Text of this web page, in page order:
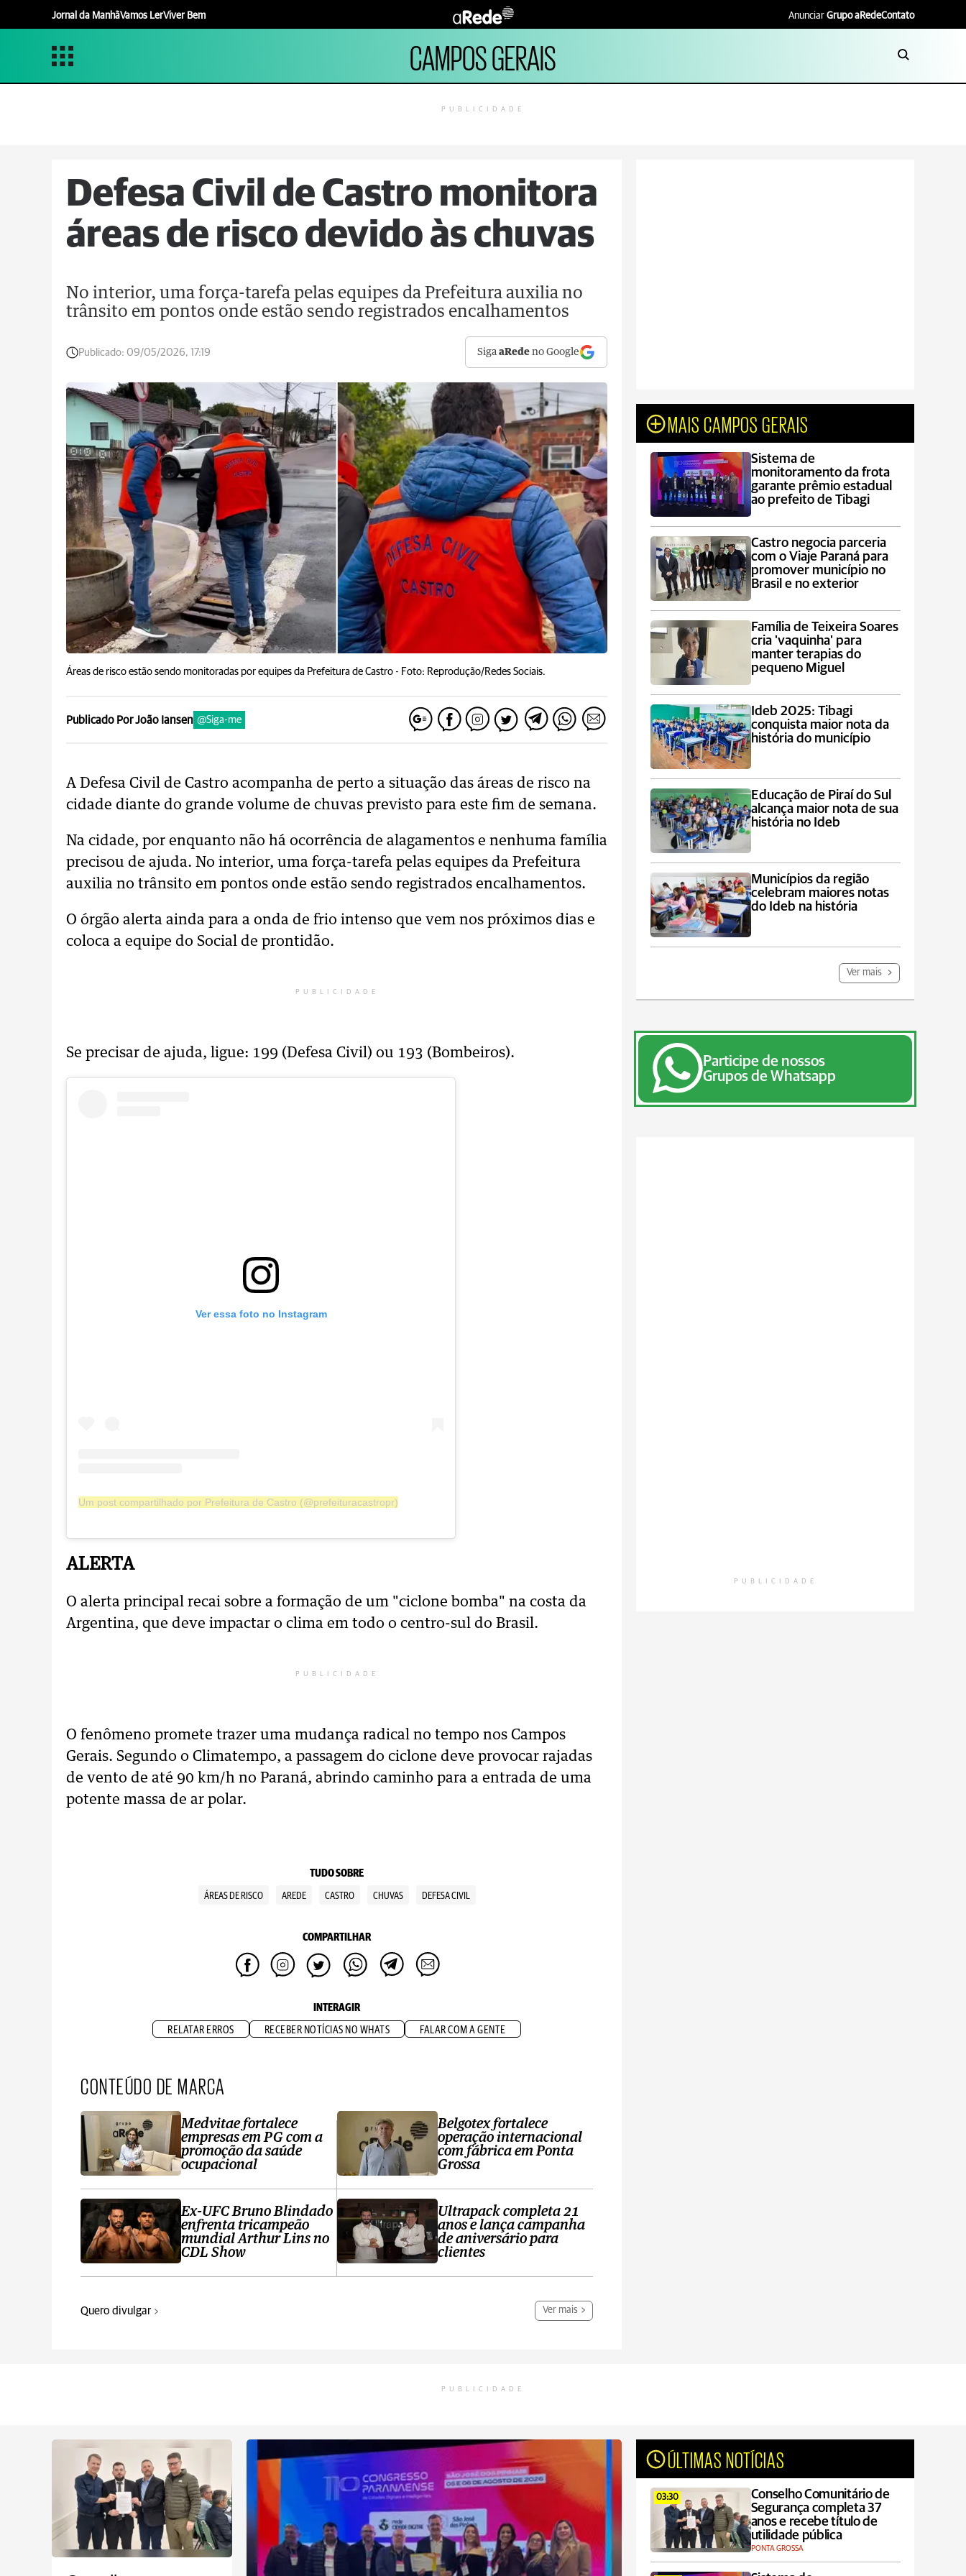
Jornal da ManhãVamos LerViver Bem Anunciar Grupo aRedeContato
CAMPOS GERAIS
PUBLICIDADE
Defesa Civil de Castro monitora
áreas de risco devido às chuvas
No interior, uma força-tarefa pelas equipes da Prefeitura auxilia no
trânsito em pontos onde estão sendo registrados encalhamentos
Publicado: 09/05/2026, 17:19 SigaaRede no Google
Áreas de risco estão sendo monitoradas por equipes da Prefeitura de Castro - Foto: Reprodução/Redes Sociais.
Publicado Por João Iansen @Siga-me
A Defesa Civil de Castro acompanha de perto a situação das áreas de risco na
cidade diante do grande volume de chuvas previsto para este fim de semana.
Na cidade, por enquanto não há ocorrência de alagamentos e nenhuma família
precisou de ajuda. No interior, uma força-tarefa pelas equipes da Prefeitura
auxilia no trânsito em pontos onde estão sendo registrados encalhamentos.
O órgão alerta ainda para a onda de frio intenso que vem nos próximos dias e
coloca a equipe do Social de prontidão.
PUBLICIDADE
Se precisar de ajuda, ligue: 199 (Defesa Civil) ou 193 (Bombeiros).
Ver essa foto no Instagram
Um post compartilhado por Prefeitura de Castro (@prefeituracastropr)
ALERTA
O alerta principal recai sobre a formação de um "ciclone bomba" na costa da
Argentina, que deve impactar o clima em todo o centro-sul do Brasil.
PUBLICIDADE
O fenômeno promete trazer uma mudança radical no tempo nos Campos
Gerais. Segundo o Climatempo, a passagem do ciclone deve provocar rajadas
de vento de até 90 km/h no Paraná, abrindo caminho para a entrada de uma
potente massa de ar polar.
TUDO SOBRE
ÁREAS DE RISCO AREDE CASTRO CHUVAS DEFESA CIVIL
COMPARTILHAR
INTERAGIR
RELATAR ERROS RECEBER NOTÍCIAS NO WHATS FALAR COM A GENTE
CONTEÚDO DE MARCA
Medvitae fortalece
empresas em PG com a
promoção da saúde
ocupacional
Ex-UFC Bruno Blindado
enfrenta tricampeão
mundial Arthur Lins no
CDL Show
Belgotex fortalece
operação internacional
com fábrica em Ponta
Grossa
Ultrapack completa 21
anos e lança campanha
de aniversário para
clientes
Quero divulgar Ver mais
MAIS CAMPOS GERAIS
Sistema de
monitoramento da frota
garante prêmio estadual
ao prefeito de Tibagi
Castro negocia parceria
com o Viaje Paraná para
promover município no
Brasil e no exterior
Família de Teixeira Soares
cria 'vaquinha' para
manter terapias do
pequeno Miguel
Ideb 2025: Tibagi
conquista maior nota da
história do município
Educação de Piraí do Sul
alcança maior nota de sua
história no Ideb
Municípios da região
celebram maiores notas
do Ideb na história
Ver mais
Participe de nossos
Grupos de Whatsapp
PUBLICIDADE
PUBLICIDADE
ÚLTIMAS NOTÍCIAS
03:30
Conselho Comunitário de
Segurança completa 37
anos e recebe título de
utilidade pública
PONTA GROSSA